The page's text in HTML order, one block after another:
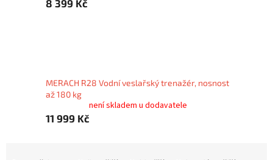
8 399 Kč
MERACH R28 Vodní veslařský trenažér, nosnost
až 180 kg
není skladem u dodavatele
11 999 Kč